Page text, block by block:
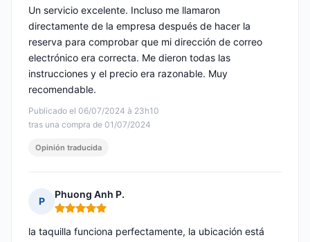
Publicado el 06/07/2024 à 23h10
tras una compra de 01/07/2024
Un servicio excelente. Incluso me llamaron
directamente de la empresa después de hacer la
reserva para comprobar que mi dirección de correo
electrónico era correcta. Me dieron todas las
instrucciones y el precio era razonable. Muy
recomendable.
Opinión traducida
P
Phuong Anh P.
Nota: 5 de 5
la taquilla funciona perfectamente, la ubicación está